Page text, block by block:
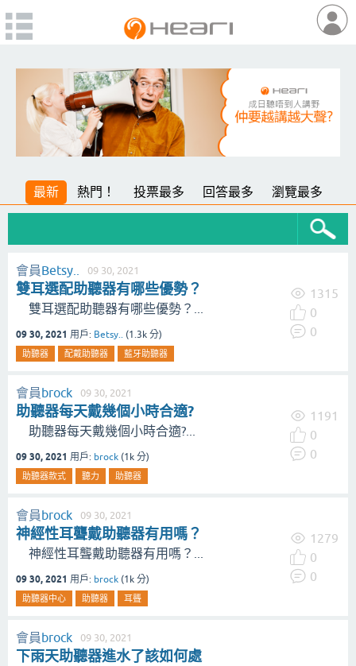
最新 熱門！ 投票最多 回答最多 瀏覽最多
會員Betsy.. 09 30, 2021
雙耳選配助聽器有哪些優勢？
雙耳選配助聽器有哪些優勢？...
09 30, 2021 用戶: Betsy.. (1.3k 分)
助聽器 配戴助聽器 藍牙助聽器
1315
0
0
會員brock 09 30, 2021
助聽器每天戴幾個小時合適?
助聽器每天戴幾個小時合適?...
09 30, 2021 用戶: brock (1k 分)
助聽器款式 聽力 助聽器
1191
0
0
會員brock 09 30, 2021
神經性耳聾戴助聽器有用嗎？
神經性耳聾戴助聽器有用嗎？...
09 30, 2021 用戶: brock (1k 分)
助聽器中心 助聽器 耳聾
1279
0
0
會員brock 09 30, 2021
下雨天助聽器進水了該如何處